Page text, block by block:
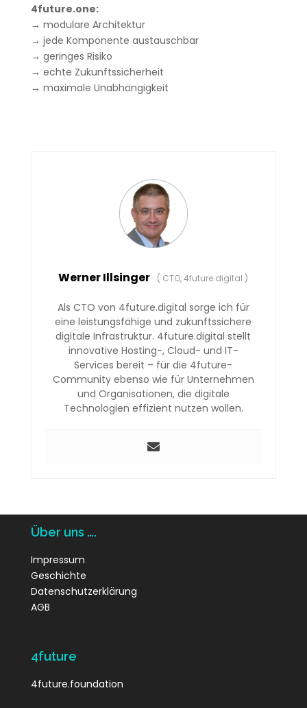
4future.one:
→ modulare Architektur
→ jede Komponente austauschbar
→ geringes Risiko
→ echte Zukunftssicherheit
→ maximale Unabhängigkeit
Werner Illsinger ( CTO, 4future.digital )
Als CTO von 4future.digital sorge ich für
eine leistungsfähige und zukunftssichere
digitale Infrastruktur. 4future.digital stellt
innovative Hosting-, Cloud- und IT-
Services bereit – für die 4future-
Community ebenso wie für Unternehmen
und Organisationen, die digitale
Technologien effizient nutzen wollen.
Über uns ….
Impressum
Geschichte
Datenschutzerklärung
AGB
4future
4future.foundation